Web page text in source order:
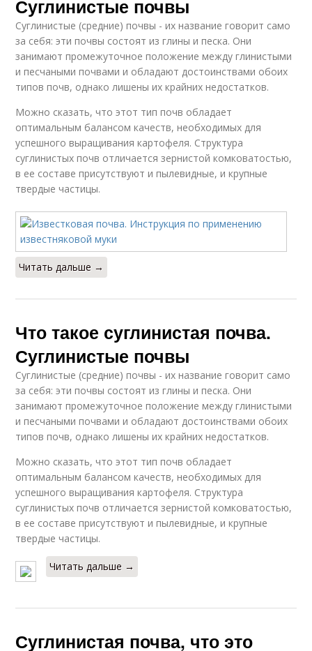
Суглинистые почвы
Суглинистые (средние) почвы - их название говорит само
за себя: эти почвы состоят из глины и песка. Они
занимают промежуточное положение между глинистыми
и песчаными почвами и обладают достоинствами обоих
типов почв, однако лишены их крайних недостатков.
Можно сказать, что этот тип почв обладает
оптимальным балансом качеств, необходимых для
успешного выращивания картофеля. Структура
суглинистых почв отличается зернистой комковатостью,
в ее составе присутствуют и пылевидные, и крупные
твердые частицы.
Читать дальше →
Что такое суглинистая почва.
Суглинистые почвы
Суглинистые (средние) почвы - их название говорит само
за себя: эти почвы состоят из глины и песка. Они
занимают промежуточное положение между глинистыми
и песчаными почвами и обладают достоинствами обоих
типов почв, однако лишены их крайних недостатков.
Можно сказать, что этот тип почв обладает
оптимальным балансом качеств, необходимых для
успешного выращивания картофеля. Структура
суглинистых почв отличается зернистой комковатостью,
в ее составе присутствуют и пылевидные, и крупные
твердые частицы.
Читать дальше →
Суглинистая почва, что это